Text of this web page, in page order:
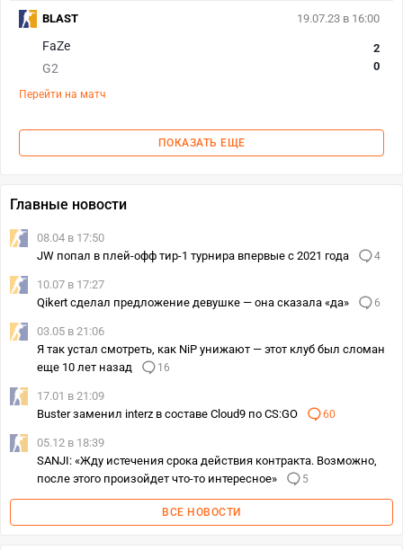
19.07.23 в 16:00
FaZe
G2
2
0
Перейти на матч
BLAST
ПОКАЗАТЬ ЕЩЕ
Главные новости
08.04 в 17:50
JW попал в плей-офф тир-1 турнира впервые с 2021 года
4
10.07 в 17:27
Qikert сделал предложение девушке — она сказала «да»
6
03.05 в 21:06
Я так устал смотреть, как NiP унижают — этот клуб был сломан
еще 10 лет назад
16
17.01 в 21:09
Buster заменил interz в составе Cloud9 по CS:GO
60
05.12 в 18:39
SANJI: «Жду истечения срока действия контракта. Возможно,
после этого произойдет что-то интересное»
5
ВСЕ НОВОСТИ